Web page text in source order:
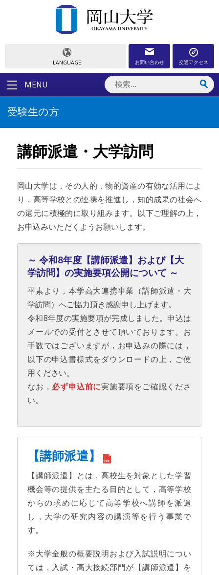
LANGUAGE お問い合わせ 交通アクセス
MENU
受験生の方
講師派遣・大学訪問
岡山大学は，その人的，物的資産の有効な活用によ
り，高等学校との連携を推進し，知的成果の社会へ
の還元に積極的に取り組みます。以下ご理解の上，
お申込みいただくようお願いします。
～ 令和8年度【講師派遣】および【大
学訪問】の実施要項公開について ～
平素より，本学高大連携事業（講師派遣・大
学訪問）へご協力頂き感謝申し上げます。
令和8年度の実施要項が完成しました。申込は
メールでの受付とさせて頂いております。お
手数ではございますが，お申込みの際には，
以下の申込書様式をダウンロードの上，ご使
用ください。
なお， 必ず申込前に実施要項をご確認くださ
い。
【講師派遣】
【講師派遣】とは，高校生を対象とした学習
機会等の提供を主たる目的として，高等学校
からの求めに応じて高等学校へ講師を派遣
し，大学の研究内容の講演等を行う事業で
す。
※大学全般の概要説明および入試説明につい
ては，入試・高大接続部門が【講師派遣】を